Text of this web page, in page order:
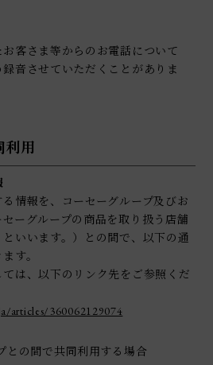
客さま等からのお電話について
音させていただくことがありま
利用
情報を、コーセーグループ及びお
ーグループの商品を取り扱う店舗
といいます。）との間で、以下の通
す。
は、以下のリンク先をご参照くだ
articles/360062129074
との間で共同利用する場合